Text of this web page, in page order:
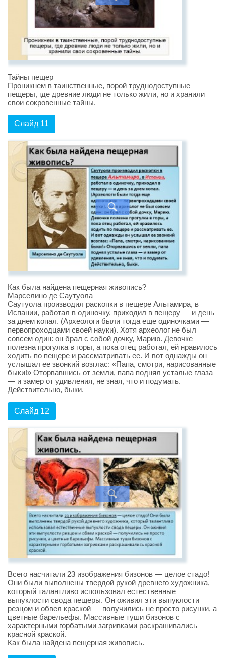
Тайны пещер
Проникнем в таинственные, порой труднодоступные
пещеры, где древние люди не только жили, но и хранили
свои сокровенные тайны.
Слайд 11
Как была найдена пещерная живопись?
Марселино де Саутуола
Саутуола производил раскопки в пещере Альтамира, в
Испании, работал в одиночку, приходил в пещеру — и день
за днем копал. (Археологи были тогда еще одиночками —
первопроходцами своей науки). Хотя археолог не был
совсем один: он брал с собой дочку, Марию. Девочке
полезна прогулка в горы, а пока отец работал, ей нравилось
ходить по пещере и рассматривать ее. И вот однажды он
услышал ее звонкий возглас: «Папа, смотри, нарисованные
быки!» Оторвавшись от земли, папа поднял усталые глаза
— и замер от удивления, не зная, что и подумать.
Действительно, быки.
Слайд 12
Всего насчитали 23 изображения бизонов — целое стадо!
Они были выполнены твердой рукой древнего художника,
который талантливо использовал естественные
выпуклости свода пещеры. Он оживил эти выпуклости
резцом и обвел краской — получились не просто рисунки, а
цветные барельефы. Массивные туши бизонов с
характерными горбатыми загривками раскрашивались
красной краской.
Как была найдена пещерная живопись.